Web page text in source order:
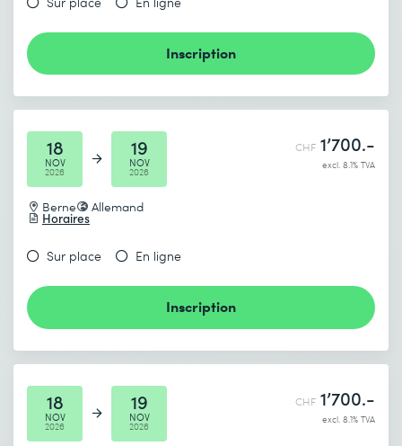
Inscription
18
NOV
2026
19
NOV
2026
Berne Allemand
Horaires
CHF 1’700.-
excl. 8.1% TVA
Sur place En ligne
Inscription
18
NOV
2026
19
NOV
2026
CHF 1’700.-
excl. 8.1% TVA